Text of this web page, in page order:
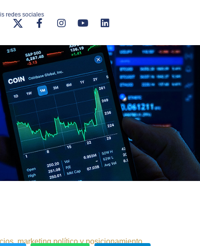
redes sociales
marketing político y posicionamiento.